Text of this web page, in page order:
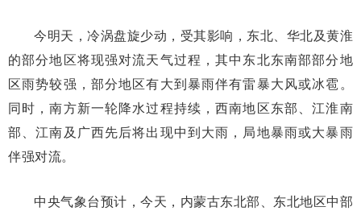
今明天，冷涡盘旋少动，受其影响，东北、华北及黄淮
的部分地区将现强对流天气过程，其中东北东南部部分地
区雨势较强，部分地区有大到暴雨伴有雷暴大风或冰雹。
同时，南方新一轮降水过程持续，西南地区东部、江淮南
部、江南及广西先后将出现中到大雨，局地暴雨或大暴雨
伴强对流。
中央气象台预计，今天，内蒙古东北部、东北地区中部